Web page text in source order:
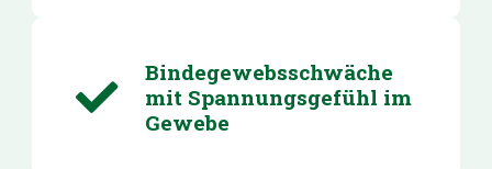
Bindegewebsschwäche
mit Spannungsgefühl im
Gewebe